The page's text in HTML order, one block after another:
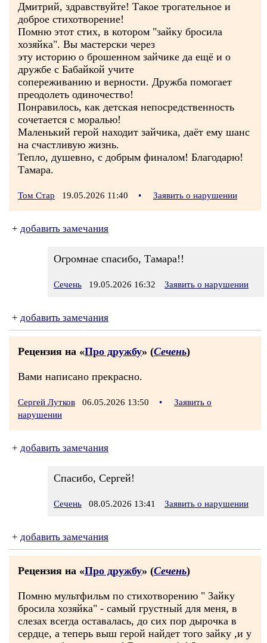
Дмитрий, здравствуйте! Такое трогательное и
доброе стихотворение!
Помню этот стих, в котором "зайку бросила
хозяйка". Вы мастерски через
эту историю о брошенном зайчике да ещё и о
дружбе с Бабайкой учите
сопереживанию и верности. Дружба помогает
преодолеть одиночество!
Понравилось, как детская непосредственность
сочетается с моралью!
Маленький герой находит зайчика, даёт ему шанс
на счастливую жизнь.
Тепло, душевно, с добрым финалом! Благодарю!
Тамара.
Том Стар 19.05.2026 11:40 • Заявить о нарушении
+ добавить замечания
Огромнае спасибо, Тамара!!
Сечень 19.05.2026 16:32 Заявить о нарушении
+ добавить замечания
Рецензия на «Про дружбу» (Сечень)
Вами написано прекрасно.
Сергей Лутков 06.05.2026 13:50 •
Заявить о
нарушении
+ добавить замечания
Спасибо, Сергей!
Сечень 08.05.2026 13:41 Заявить о нарушении
+ добавить замечания
Рецензия на «Про дружбу» (Сечень)
Помню мультфильм по стихотворению " Зайку
бросила хозяйка" - самый грустный для меня, в
слезах всегда оставалась, до сих пор дырочка в
сердце, а теперь выш герой найдет того зайку ,и у